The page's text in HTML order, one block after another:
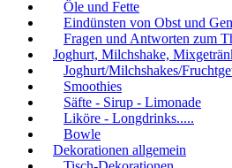
Öle und Fette
Eindünsten von Obst und
Fragen und Antworten zum
Joghurt, Milchshake,
Joghurt/Milchshakes/
Smoothies
Säfte - Sirup - Limonade
Liköre - Longdrinks.....
Bowle
Dekorationen allgemein